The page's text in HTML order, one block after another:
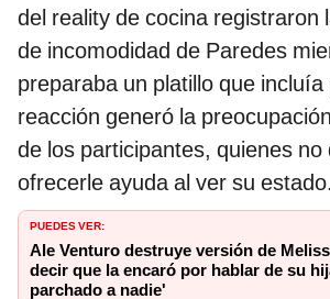
del reality de cocina registraron
de incomodidad de Paredes
preparaba un platillo que incluía
reacción generó la
de los participantes, quienes no
ofrecerle ayuda al ver su estado.
PUEDES VER:
Ale Venturo destruye versión de
decir que la encaró por hablar de su
parchado a nadie'